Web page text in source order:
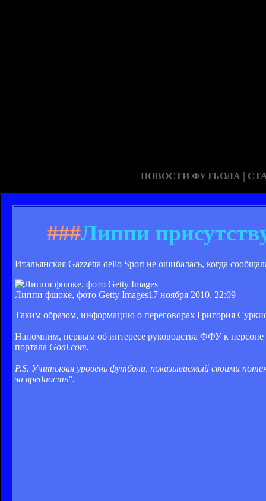
НОВОСТИ ФУТБОЛА |
###Липпи
Итальянская Gazzetta dello Sport не ошибалась, когда
Липпи фшоке, фото Getty Images17 ноября 2010, 22:09
Таким образом, информацию о переговорах Григория
Напомним, первым об интересе руководства ФФУ к персоне
портала Goal.com.
P.S. Учитывая уровень футбола, показываемый своими
за вредность".